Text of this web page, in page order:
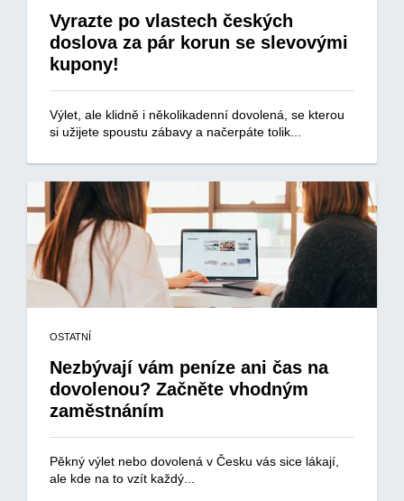
Vyrazte po vlastech českých
doslova za pár korun se slevovými
kupony!
Výlet, ale klidně i několikadenní dovolená, se kterou
si užijete spoustu zábavy a načerpáte tolik...
OSTATNÍ
Nezbývají vám peníze ani čas na
dovolenou? Začněte vhodným
zaměstnáním
Pěkný výlet nebo dovolená v Česku vás sice lákají,
ale kde na to vzít každý...